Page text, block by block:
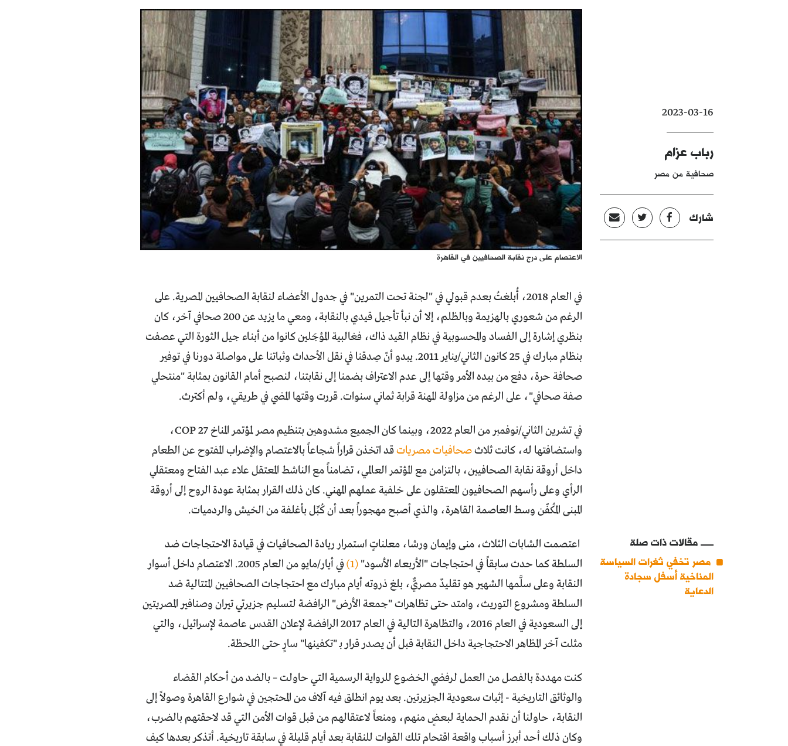
2023-03-16
رباب عزام
صحافية من مصر
شارك
الاعتصام على درج نقابة الصحافيين في القاهرة
في العام 2018، أُبلغتُ بعدم قبولي في "لجنة تحت التمرين" في جدول الأعضاء لنقابة الصحافيين المصرية. على
الرغم من شعوري بالهزيمة وبالظلم، إلا أن نبأ تأجيل قيدي بالنقابة، ومعي ما يزيد عن 200 صحافي آخر، كان
بنظري إشارة إلى الفساد والمحسوبية في نظام القيد ذاك، فغالبية المؤجَلين كانوا من أبناء جيل الثورة التي عصفت
بنظام مبارك في 25 كانون الثاني/يناير 2011. يبدو أنّ صِدقنا في نقل الأحداث وثباتنا على مواصلة دورنا في توفير
صحافة حرة، دفع من بيده الأمر وقتها إلى عدم الاعتراف بضمنا إلى نقابتنا، لنصبح أمام القانون بمثابة "منتحلي
صفة صحافي"، على الرغم من مزاولة المهنة قرابة ثماني سنوات. قررت وقتها المضي في طريقي، ولم أكترث.
في تشرين الثاني/نوفمبر من العام 2022، وبينما كان الجميع مشدوهين بتنظيم مصر لمؤتمر المناخ COP 27،
واستضافتها له، كانت ثلاثصحافيات مصرياتقد اتخذن قراراً شجاعاً بالاعتصام والإضراب المفتوح عن الطعام
داخل أروقة نقابة الصحافيين، بالتزامن مع المؤتمر العالمي، تضامناً مع الناشط المعتقل علاء عبد الفتاح ومعتقلي
الرأي وعلى رأسهم الصحافيون المعتقلون على خلفية عملهم المهني. كان ذلك القرار بمثابة عودة الروح إلى أروقة
المبنى المُكفّن وسط العاصمة القاهرة، والذي أصبح مهجوراً بعد أن كُبِّل بأغلفة من الخيش والردميات.
مقالات ذات صلة
مصر تخفي ثغرات السياسة
المناخية أسفل سجادة
الدعاية
اعتصمت الشابات الثلاث، منى وإيمان ورشا، معلناتٍ استمرار ريادة الصحافيات في قيادة الاحتجاجات ضد
السلطة كما حدث سابقاً في احتجاجات "الأربعاء الأسود" (1)
في أيار/مايو من العام 2005. الاعتصام داخل أسوار
النقابة وعلى سلَّمها الشهير هو تقليدٌ مصريٌّ، بلغ ذروته أيام مبارك مع احتجاجات الصحافيين المتتالية ضد
السلطة ومشروع التوريث، وامتد حتى تظاهرات "جمعة الأرض" الرافضة لتسليم جزيرتي تيران وصنافير المصريتين
إلى السعودية في العام 2016، والتظاهرة التالية في العام 2017 الرافضة لإعلان القدس عاصمة لإسرائيل، والتي
مثلت آخر المظاهر الاحتجاجية داخل النقابة قبل أن يصدر قرار بـ "تكفينها" سارٍ حتى اللحظة.
كنت مهددة بالفصل من العمل لرفضي الخضوع للرواية الرسمية التي حاولت – بالضد من أحكام القضاء
والوثائق التاريخية - إثبات سعودية الجزيرتين. بعد يوم انطلق فيه آلاف من المحتجين في شوارع القاهرة وصولاً إلى
النقابة، حاولنا أن نقدم الحماية لبعضٍ منهم، ومنعاً لاعتقالهم من قبل قوات الأمن التي قد لاحقتهم بالضرب،
وكان ذلك أحد أبرز أسباب واقعة اقتحام تلك القوات للنقابة بعد أيام قليلة في سابقة تاريخية. أتذكر بعدها كيف